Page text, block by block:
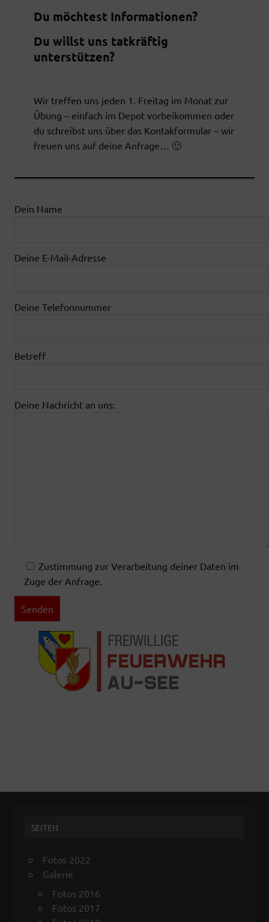
Du möchtest Informationen?
Du willst uns tatkräftig
unterstützen?
Wir treffen uns jeden 1. Freitag im Monat zur
Übung – einfach im Depot vorbeikommen oder
du schreibst uns über das Kontakformular – wir
freuen uns auf deine Anfrage… 🙂
Dein Name
Deine E-Mail-Adresse
Deine Telefonnummer
Betreff
Deine Nachricht an uns:
Zustimmung zur Verarbeitung deiner Daten im
Zuge der Anfrage.
SEITEN
Fotos 2022
Galerie
Fotos 2016
Fotos 2017